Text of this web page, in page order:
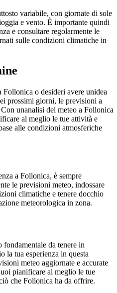
variabile, con giornate di sole
e vento. È importante quindi
e consultare regolarmente le
sulle condizioni climatiche in
Follonica o desideri avere unidea
prossimi giorni, le previsioni a
unanalisi del meteo a Follonica
al meglio le tue attività e
alle condizioni atmosferiche
a Follonica, è sempre
le previsioni meteo, indossare
climatiche e tenere docchio
meteorologica in zona.
da tenere in
la tua esperienza in questa
meteo aggiornate e accurate
pianificare al meglio le tue
che Follonica ha da offrire.